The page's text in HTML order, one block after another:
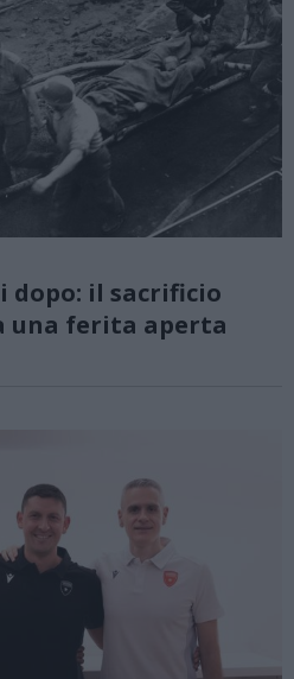
dopo: il sacrificio
una ferita aperta